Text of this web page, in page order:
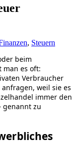
, Steuern
beim
man es oft:
Verbraucher
weil sie es
immer den
genannt zu